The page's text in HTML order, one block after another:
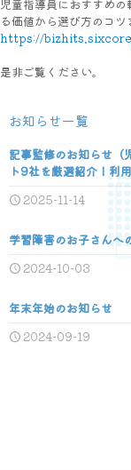
児童指導員におすすめ
る価値から選び方のコ
https://
是非ご覧ください。
お知らせ一覧
記事監修のお知らせ（
ト9社を厳選紹介！利
2025-11-14
学習障害のお子さんへ
2024-10-03
年末年始のお知らせ
2024-09-19